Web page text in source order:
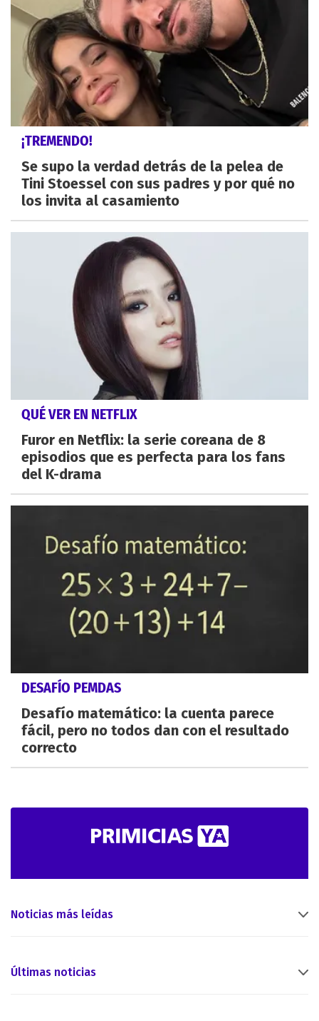
¡TREMENDO!
Se supo la verdad detrás de la pelea de
Tini Stoessel con sus padres y por qué no
los invita al casamiento
QUÉ VER EN NETFLIX
Furor en Netflix: la serie coreana de 8
episodios que es perfecta para los fans
del K-drama
DESAFÍO PEMDAS
Desafío matemático: la cuenta parece
fácil, pero no todos dan con el resultado
correcto
Noticias más leídas
Últimas noticias